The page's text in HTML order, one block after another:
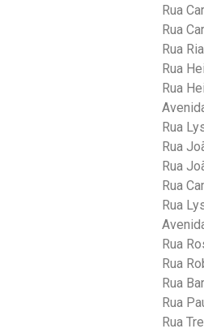
Rua
Rua
Rua
Rua
Rua
Rua
Rua
Rua
Rua
Rua
Rua
Rua
Rua
Rua
Rua